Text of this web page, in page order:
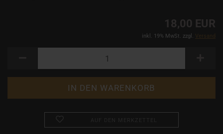
18,00 EUR
inkl. 19% MwSt. zzgl. Versand